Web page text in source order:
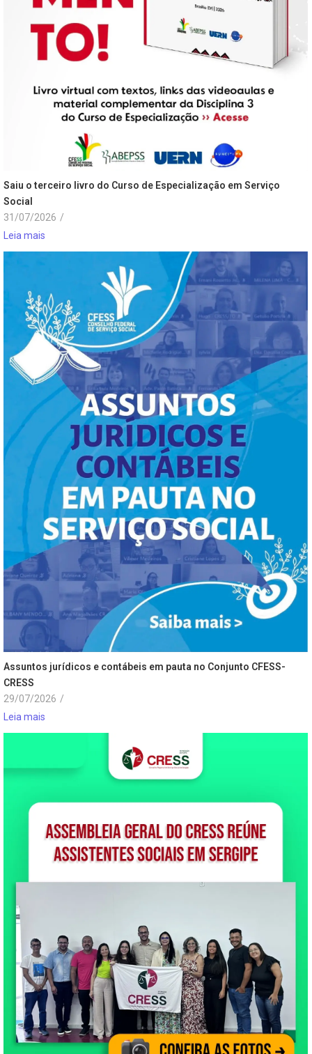
Saiu o terceiro livro do Curso de Especialização em Serviço
Social
31/07/2026 /
Leia mais
Assuntos jurídicos e contábeis em pauta no Conjunto CFESS-
CRESS
29/07/2026 /
Leia mais